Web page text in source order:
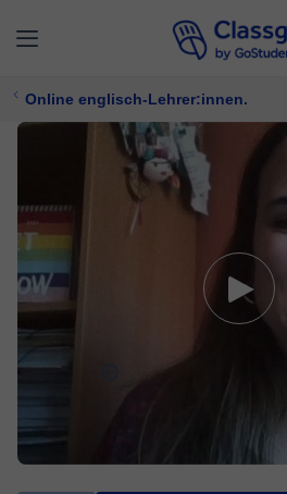
Online englisch-Lehrer:innen.
Amparo